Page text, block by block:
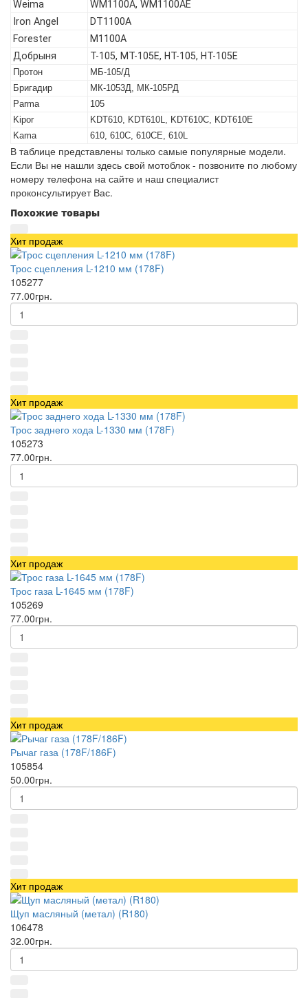
Weima
WM1100A, WM1100AE
Iron Angel
DT1100A
Forester
M1100A
Добрыня
T-105, МТ-105Е, НТ-105, НТ-105Е
Протон
МБ-105/Д
Бригадир
МК-1053Д, МК-105РД
Parma
105
Kipor
KDT610, KDT610L, KDT610C, KDT610E
Kama
610, 610C, 610CE, 610L
В таблице представлены только самые популярные модели.
Если Вы не нашли здесь свой мотоблок - позвоните по любому
номеру телефона на сайте и наш специалист
проконсультирует Вас.
Похожие товары
Хит продаж
Трос сцепления L-1210 мм (178F)
105277
77.00грн.
Хит продаж
Трос заднего хода L-1330 мм (178F)
105273
77.00грн.
Хит продаж
Трос газа L-1645 мм (178F)
105269
77.00грн.
Хит продаж
Рычаг газа (178F/186F)
105854
50.00грн.
Хит продаж
Щуп масляный (метал) (R180)
106478
32.00грн.